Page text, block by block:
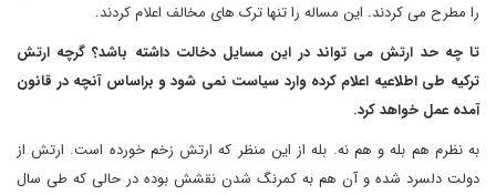
را مطرح می کردند. این مساله را تنها ترک های مخالف اعلام کردند.
تا چه حد ارتش می تواند در این مسایل دخالت داشته باشد؟ گرچه ارتش
ترکیه طی اطلاعیه اعلام کرده وارد سیاست نمی شود و براساس آنچه در قانون
آمده عمل خواهد کرد.
به نظرم هم بله و هم نه. بله از این منظر که ارتش زخم خورده است. ارتش از
دولت دلسرد شده و آن هم به کمرنگ شدن نقشش بوده در حالی که طی سال